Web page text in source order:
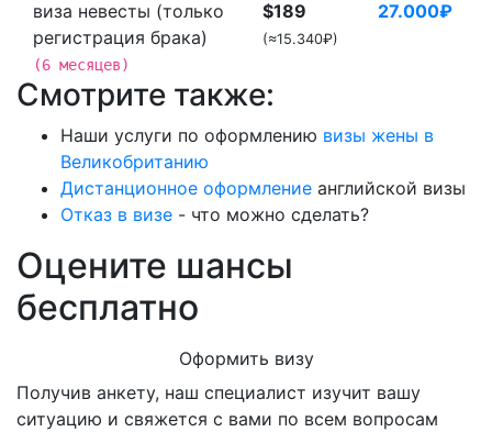
виза невесты (только
регистрация брака)
(6 месяцев)
$189
(≈15.340₽)
27.000₽
Смотрите также:
Наши услуги по оформлению визы жены в
Великобританию
Дистанционное оформление английской визы
Отказ в визе - что можно сделать?
Оцените шансы
бесплатно
Оформить визу
Получив анкету, наш специалист изучит вашу
ситуацию и свяжется с вами по всем вопросам